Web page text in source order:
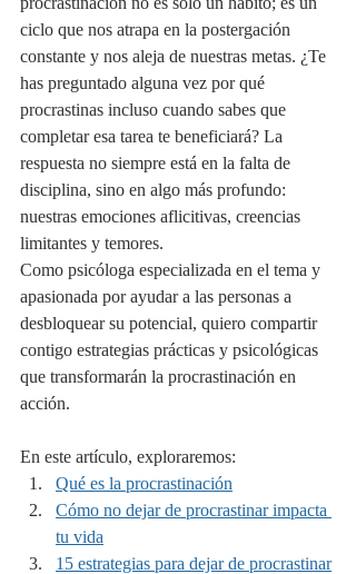
ciclo que nos atrapa en la postergación
constante y nos aleja de nuestras metas. ¿Te
has preguntado alguna vez por qué
procrastinas incluso cuando sabes que
completar esa tarea te beneficiará? La
respuesta no siempre está en la falta de
disciplina, sino en algo más profundo:
nuestras emociones aflicitivas, creencias
limitantes y temores.
Como psicóloga especializada en el tema y
apasionada por ayudar a las personas a
desbloquear su potencial, quiero compartir
contigo estrategias prácticas y psicológicas
que transformarán la procrastinación en
acción.
En este artículo, exploraremos:
Qué es la procrastinación
Cómo no dejar de procrastinar impacta
tu vida
15 estrategias para dejar de procrastinar